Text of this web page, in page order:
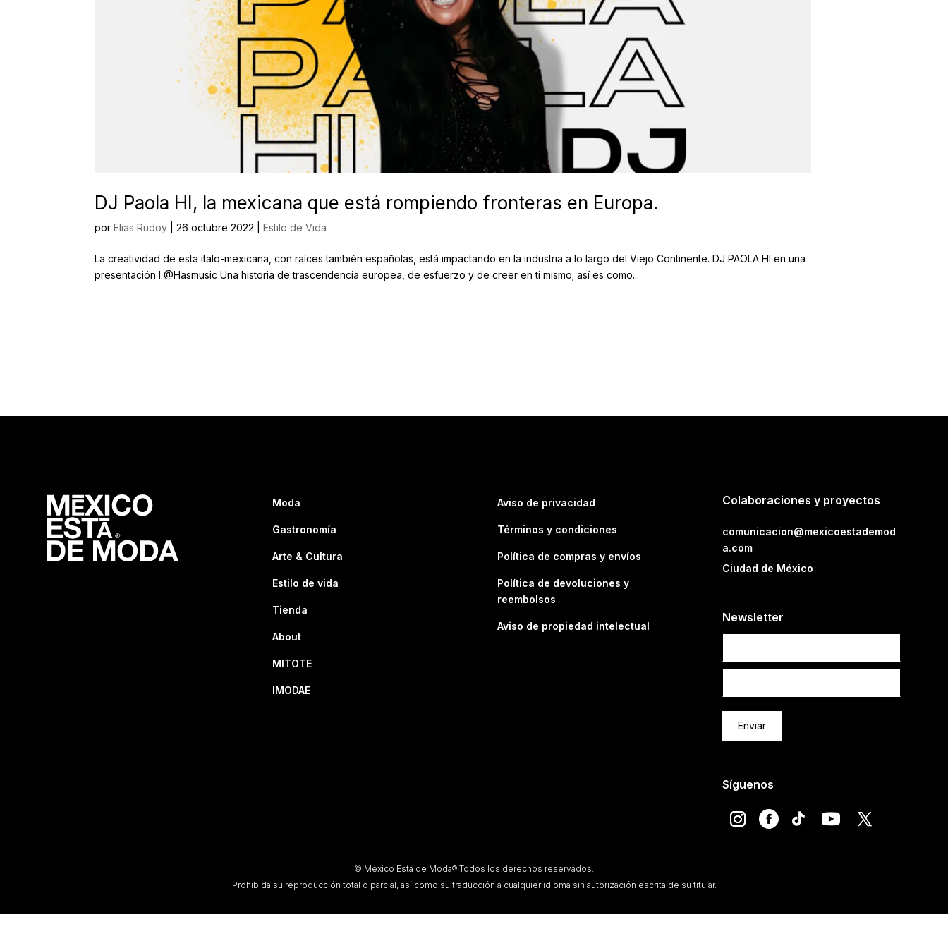
DJ Paola HI, la mexicana que está rompiendo fronteras en Europa.
porElias Rudoy |26 octubre 2022 |Estilo de Vida
La creatividad de esta italo-mexicana, con raíces también españolas, está impactando en la industria a lo largo del Viejo Continente. DJ PAOLA HI en una
presentación I @Hasmusic Una historia de trascendencia europea, de esfuerzo y de creer en ti mismo; así es como...
Moda
Gastronomía
Arte & Cultura
Estilo de vida
Tienda
About
MITOTE
IMODAE
Aviso de privacidad
Términos y condiciones
Política de compras y envíos
Política de devoluciones y
reembolsos
Aviso de propiedad intelectual
Colaboraciones y proyectos
comunicacion@mexicoestademod
a.com
Ciudad de México
Newsletter
Enviar
Síguenos
© México Está de Moda® Todos los derechos reservados.
Prohibida su reproducción total o parcial, así como su traducción a cualquier idioma sin autorización escrita de su titular.